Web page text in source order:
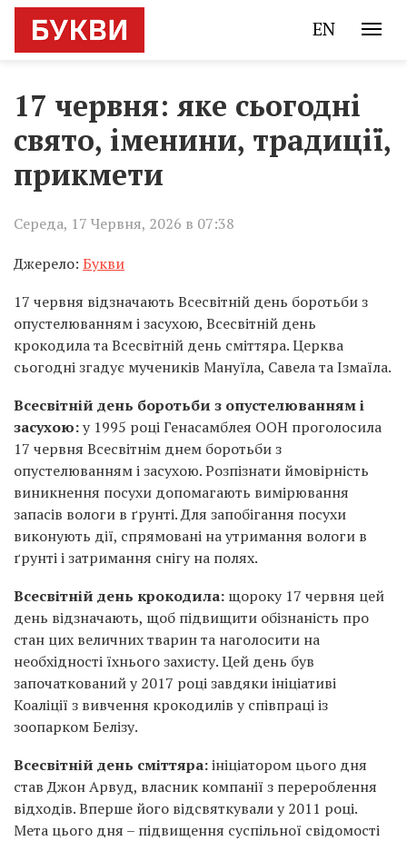
EN
17 червня: яке сьогодні
свято, іменини, традиції,
прикмети
Середа, 17 Червня, 2026 в 07:38
Джерело: Букви
17 червня відзначають Всесвітній день боротьби з
опустелюванням і засухою, Всесвітній день
крокодила та Всесвітній день сміттяра. Церква
сьогодні згадує мучеників Мануїла, Савела та Ізмаїла.
Всесвітній день боротьби з опустелюванням і
засухою:у 1995 році Генасамблея ООН проголосила
17 червня Всесвітнім днем боротьби з
опустелюванням і засухою. Розпізнати ймовірність
виникнення посухи допомагають вимірювання
запасів вологи в ґрунті. Для запобігання посухи
виконують дії, спрямовані на утримання вологи в
ґрунті і затримання снігу на полях.
Всесвітній день крокодила: щороку 17 червня цей
день відзначають, щоб підвищити обізнаність про
стан цих величних тварин та наголосити на
необхідності їхнього захисту. Цей день був
започаткований у 2017 році завдяки ініціативі
Коаліції з вивчення крокодилів у співпраці із
зоопарком Белізу.
Всесвітній день сміттяра:ініціатором цього дня
став Джон Арвуд, власник компанії з перероблення
відходів. Вперше його відсвяткували у 2011 році.
Мета цього дня – підвищення суспільної свідомості